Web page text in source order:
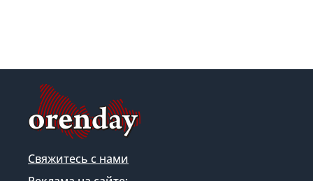
Свяжитесь с нами